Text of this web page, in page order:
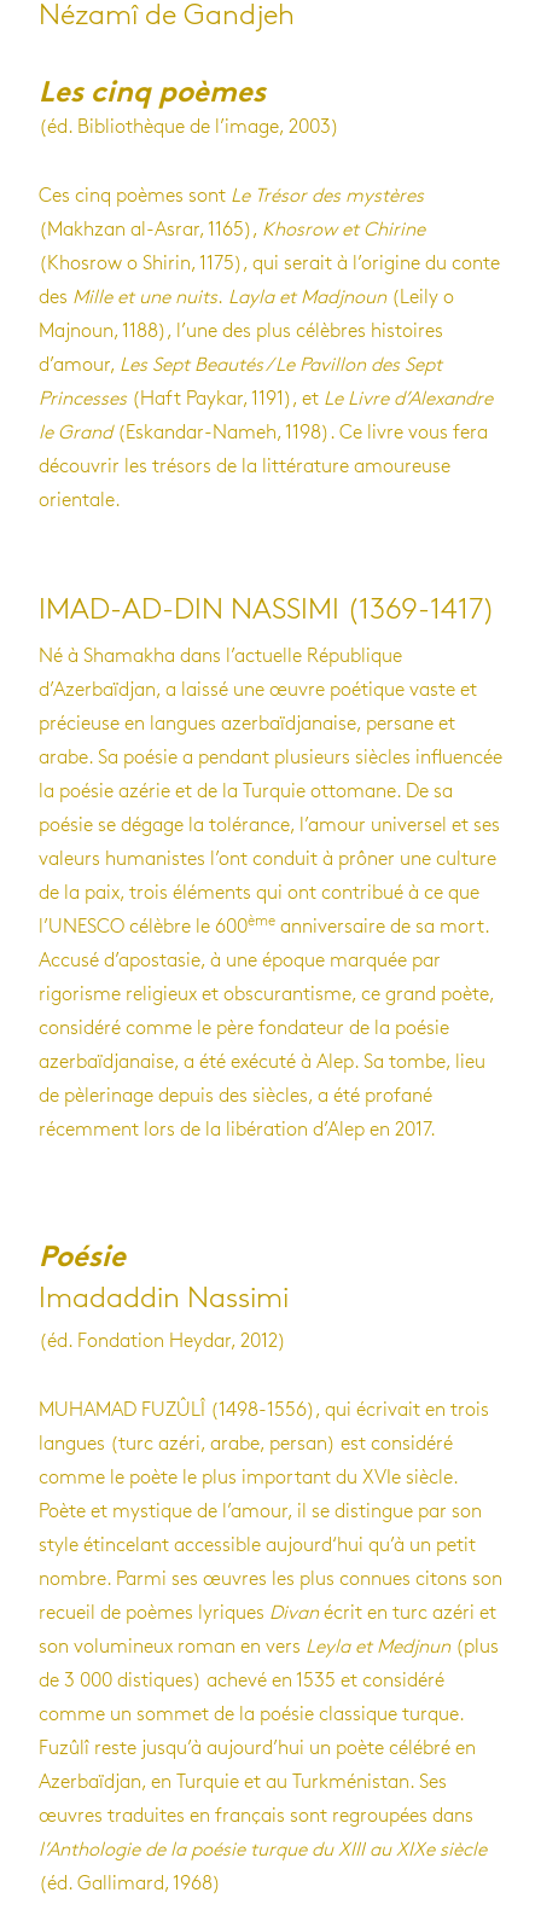
Nézamî de Gandjeh
Les cinq poèmes
(éd. Bibliothèque de l’image, 2003)
Ces cinq poèmes sont Le Trésor des mystères
(Makhzan al-Asrar, 1165), Khosrow et Chirine
(Khosrow o Shirin, 1175), qui serait à l’origine du conte
des Mille et une nuits. Layla et Madjnoun(Leily o
Majnoun, 1188), l’une des plus célèbres histoires
d’amour, Les Sept Beautés / Le Pavillon des Sept
Princesses(Haft Paykar, 1191), et Le Livre d’Alexandre
le Grand(Eskandar-Nameh, 1198). Ce livre vous fera
découvrir les trésors de la littérature amoureuse
orientale.
IMAD-AD-DIN NASSIMI (1369-1417)
Né à Shamakha dans l’actuelle République
d’Azerbaïdjan, a laissé une œuvre poétique vaste et
précieuse en langues azerbaïdjanaise, persane et
arabe. Sa poésie a pendant plusieurs siècles influencée
la poésie azérie et de la Turquie ottomane. De sa
poésie se dégage la tolérance, l’amour universel et ses
valeurs humanistes l’ont conduit à prôner une culture
de la paix, trois éléments qui ont contribué à ce que
l’UNESCO célèbre le 600ème anniversaire de sa mort.
Accusé d’apostasie, à une époque marquée par
rigorisme religieux et obscurantisme, ce grand poète,
considéré comme le père fondateur de la poésie
azerbaïdjanaise, a été exécuté à Alep. Sa tombe, lieu
de pèlerinage depuis des siècles, a été profané
récemment lors de la libération d’Alep en 2017.
Poésie
Imadaddin Nassimi
(éd. Fondation Heydar, 2012)
MUHAMAD FUZÛLÎ (1498-1556), qui écrivait en trois
langues (turc azéri, arabe, persan) est considéré
comme le poète le plus important du XVIe siècle.
Poète et mystique de l’amour, il se distingue par son
style étincelant accessible aujourd‘hui qu’à un petit
nombre. Parmi ses œuvres les plus connues citons son
recueil de poèmes lyriques Divanécrit en turc azéri et
son volumineux roman en vers Leyla et Medjnun(plus
de 3 000 distiques) achevé en 1535 et considéré
comme un sommet de la poésie classique turque.
Fuzûlî reste jusqu’à aujourd’hui un poète célébré en
Azerbaïdjan, en Turquie et au Turkménistan. Ses
œuvres traduites en français sont regroupées dans
l’Anthologie de la poésie turque du XIII au XIXe siècle
(éd. Gallimard, 1968)